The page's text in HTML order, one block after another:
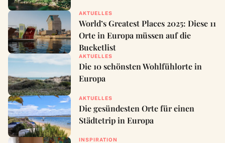
AKTUELLES
World’s Greatest Places 2025: Diese 11
Orte in Europa müssen auf die
Bucketlist
AKTUELLES
Die 10 schönsten Wohlfühlorte in
Europa
AKTUELLES
Die gesündesten Orte für einen
Städtetrip in Europa
INSPIRATION